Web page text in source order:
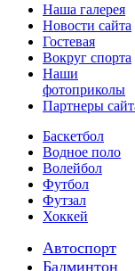
Наша галерея
Новости сайта
Гостевая
Вокруг спорта
Наши
фотоприколы
Партнеры
Баскетбол
Водное поло
Волейбол
Футбол
Футзал
Хоккей
Автоспорт
Бадминтон